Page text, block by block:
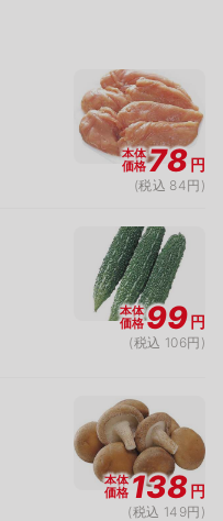
本体
価格78円
(税込 84円)
本体
価格99円
(税込 106円)
本体
価格138円
(税込 149円)